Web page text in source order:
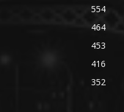
554
464
453
416
352